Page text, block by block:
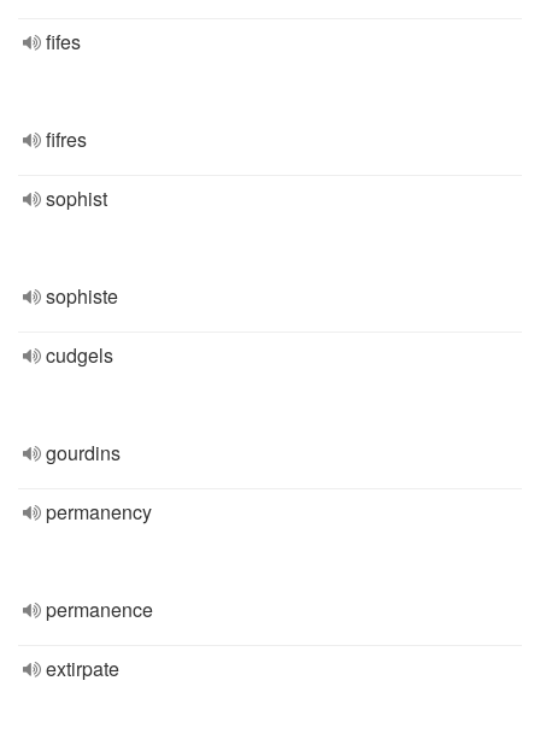
fifes
fifres
sophist
sophiste
cudgels
gourdins
permanency
permanence
extirpate